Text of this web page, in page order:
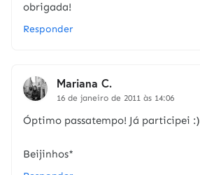
obrigada!
Responder
Mariana C.
16 de janeiro de 2011 às 14:06
Óptimo passatempo! Já participei :)
Beijinhos*